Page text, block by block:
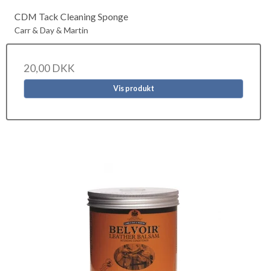
CDM Tack Cleaning Sponge
Carr & Day & Martin
20,00 DKK
Vis produkt